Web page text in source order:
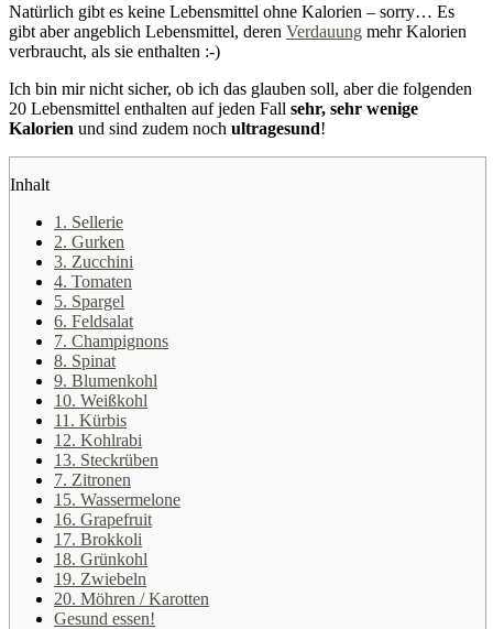
Natürlich gibt es keine Lebensmittel ohne Kalorien – sorry… Es
gibt aber angeblich Lebensmittel, deren Verdauung mehr Kalorien
verbraucht, als sie enthalten :-)
Ich bin mir nicht sicher, ob ich das glauben soll, aber die folgenden
20 Lebensmittel enthalten auf jeden Fall sehr, sehr wenige
Kalorien und sind zudem noch ultragesund!
Inhalt
1. Sellerie
2. Gurken
3. Zucchini
4. Tomaten
5. Spargel
6. Feldsalat
7. Champignons
8. Spinat
9. Blumenkohl
10. Weißkohl
11. Kürbis
12. Kohlrabi
13. Steckrüben
7. Zitronen
15. Wassermelone
16. Grapefruit
17. Brokkoli
18. Grünkohl
19. Zwiebeln
20. Möhren / Karotten
Gesund essen!